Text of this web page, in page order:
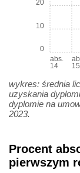
abs.
14
15
0
10
20
wykres: średnia
uzyskania
dyplomie na
2023.
Procent
pierwszym